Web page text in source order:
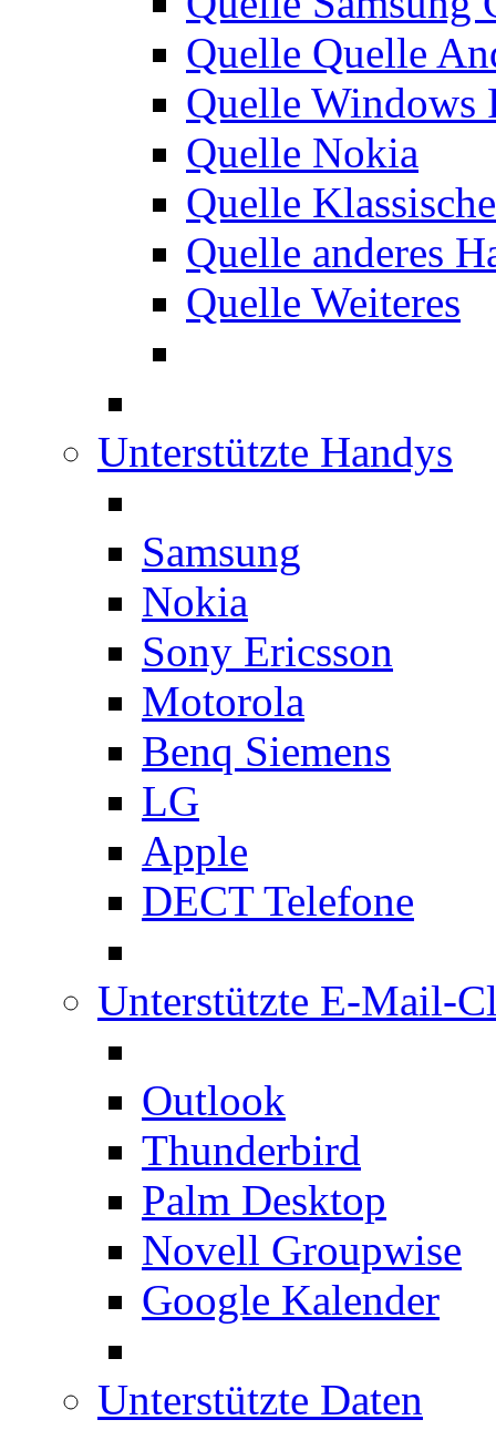
Quelle Quelle
Quelle Windows
Quelle Nokia
Quelle
Quelle anderes
Quelle Weiteres
Unterstützte Handys
Samsung
Nokia
Sony Ericsson
Motorola
Benq Siemens
LG
Apple
DECT Telefone
Unterstützte E-Mail-
Outlook
Thunderbird
Palm Desktop
Novell Groupwise
Google Kalender
Unterstützte Daten